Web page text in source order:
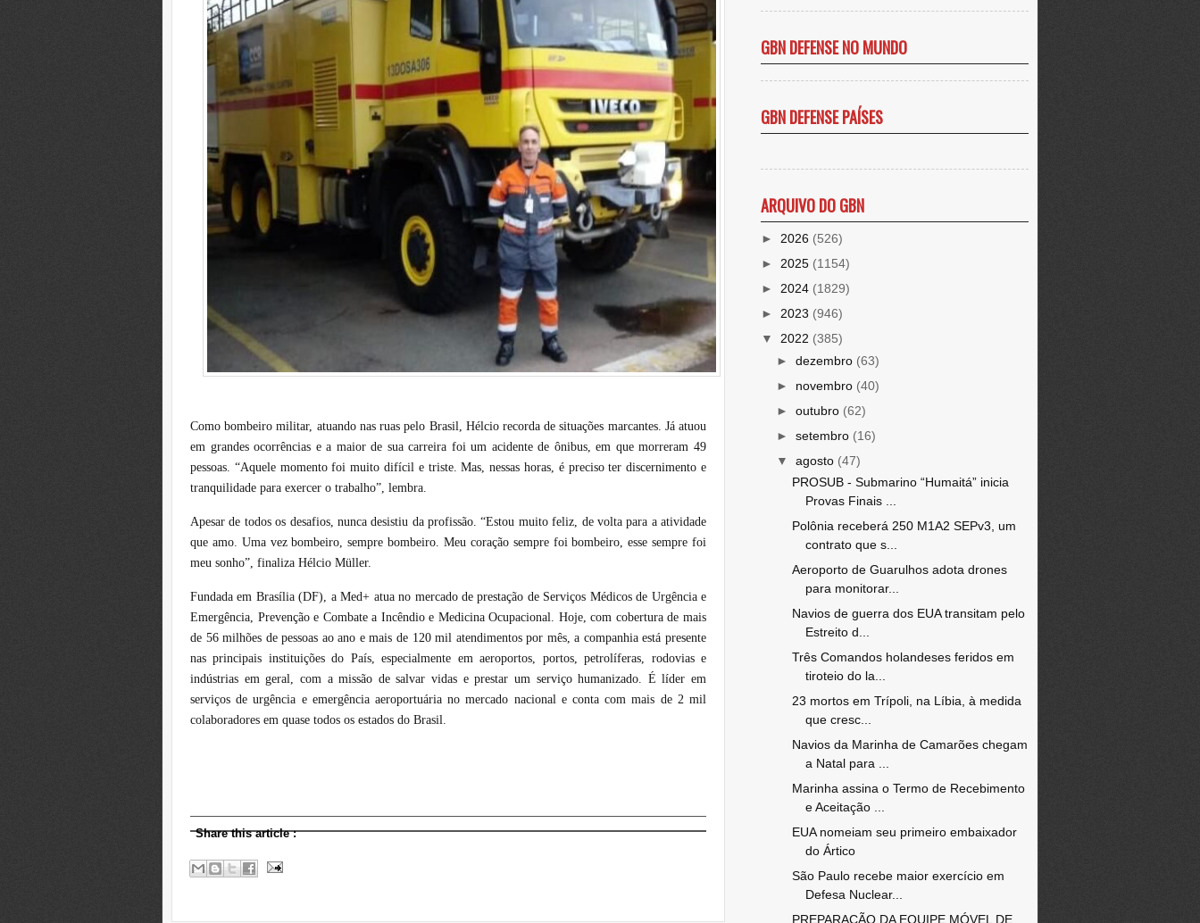
Como bombeiro militar, atuando nas ruas pelo Brasil, Hélcio recorda de situações marcantes. Já atuou
em grandes ocorrências e a maior de sua carreira foi um acidente de ônibus, em que morreram 49
pessoas. “Aquele momento foi muito difícil e triste. Mas, nessas horas, é preciso ter discernimento e
tranquilidade para exercer o trabalho”, lembra.
Apesar de todos os desafios, nunca desistiu da profissão. “Estou muito feliz, de volta para a atividade
que amo. Uma vez bombeiro, sempre bombeiro. Meu coração sempre foi bombeiro, esse sempre foi
meu sonho”, finaliza Hélcio Müller.
Fundada em Brasília (DF), a Med+ atua no mercado de prestação de Serviços Médicos de Urgência e
Emergência, Prevenção e Combate a Incêndio e Medicina Ocupacional. Hoje, com cobertura de mais
de 56 milhões de pessoas ao ano e mais de 120 mil atendimentos por mês, a companhia está presente
nas principais instituições do País, especialmente em aeroportos, portos, petrolíferas, rodovias e
indústrias em geral, com a missão de salvar vidas e prestar um serviço humanizado. É líder em
serviços de urgência e emergência aeroportuária no mercado nacional e conta com mais de 2 mil
colaboradores em quase todos os estados do Brasil.
Share this article:
GBN DEFENSE NO MUNDO
GBN DEFENSE PAÍSES
ARQUIVO DO GBN
► 2026 (526)
► 2025 (1154)
► 2024 (1829)
► 2023 (946)
▼ 2022 (385)
► dezembro (63)
► novembro (40)
► outubro (62)
► setembro (16)
▼ agosto (47)
PROSUB - Submarino “Humaitá” inicia
Provas Finais ...
Polônia receberá 250 M1A2 SEPv3, um
contrato que s...
Aeroporto de Guarulhos adota drones
para monitorar...
Navios de guerra dos EUA transitam pelo
Estreito d...
Três Comandos holandeses feridos em
tiroteio do la...
23 mortos em Trípoli, na Líbia, à medida
que cresc...
Navios da Marinha de Camarões chegam
a Natal para ...
Marinha assina o Termo de Recebimento
e Aceitação ...
EUA nomeiam seu primeiro embaixador
do Ártico
São Paulo recebe maior exercício em
Defesa Nuclear...
PREPARAÇÃO DA EQUIPE MÓVEL DE